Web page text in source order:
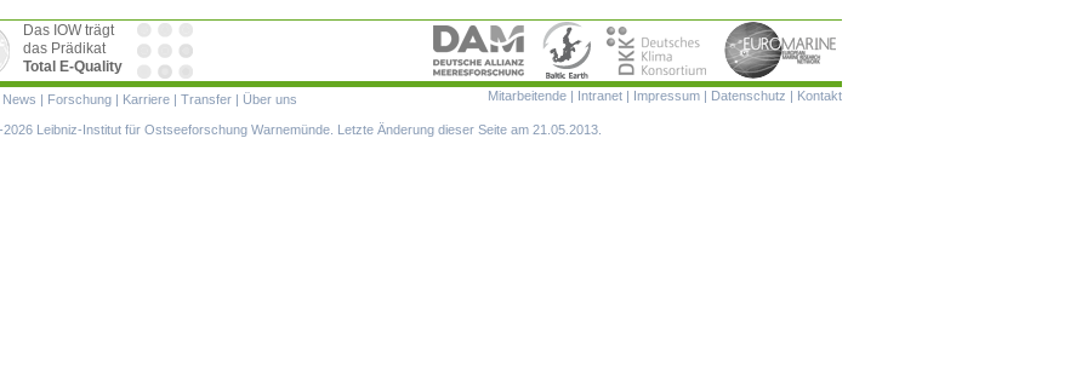
Das IOW trägt
das Prädikat
Total E-Quality
Navigation
Mitarbeitende | Intranet | Impressum | Datenschutz | Kontakt
News | Forschung | Karriere | Transfer | Über uns
Leibniz-Institut für Ostseeforschung Warnemünde. Letzte Änderung dieser Seite am 21.05.2013.